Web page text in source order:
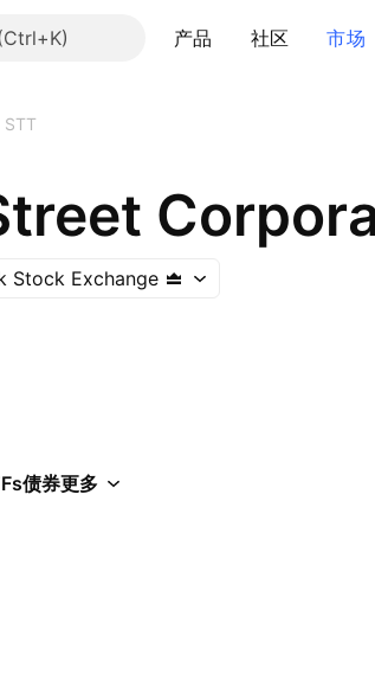
产品 社区 市场
STT
Stock Exchange
债券更多